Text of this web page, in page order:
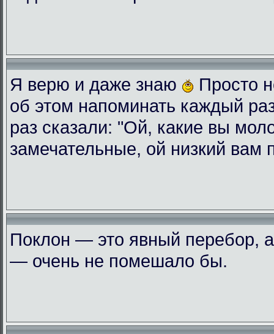
Я верю и даже знаю
Просто
об этом напоминать каждый
раз сказали: "Ой, какие вы
замечательные, ой низкий вам
Поклон — это явный перебор,
— очень не помешало бы.